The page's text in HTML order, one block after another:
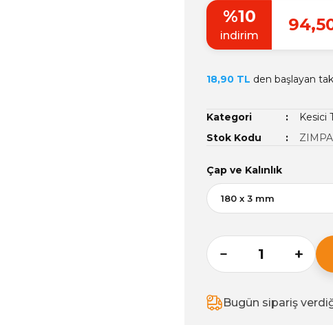
%10
indirim
18,90 TL den başlayan
Kategori
Kesici
Stok Kodu
Çap ve Kalınlık
Bugün sipariş